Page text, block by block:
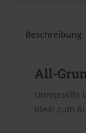
Beschreibung
All-
Universelle
Ideal zum